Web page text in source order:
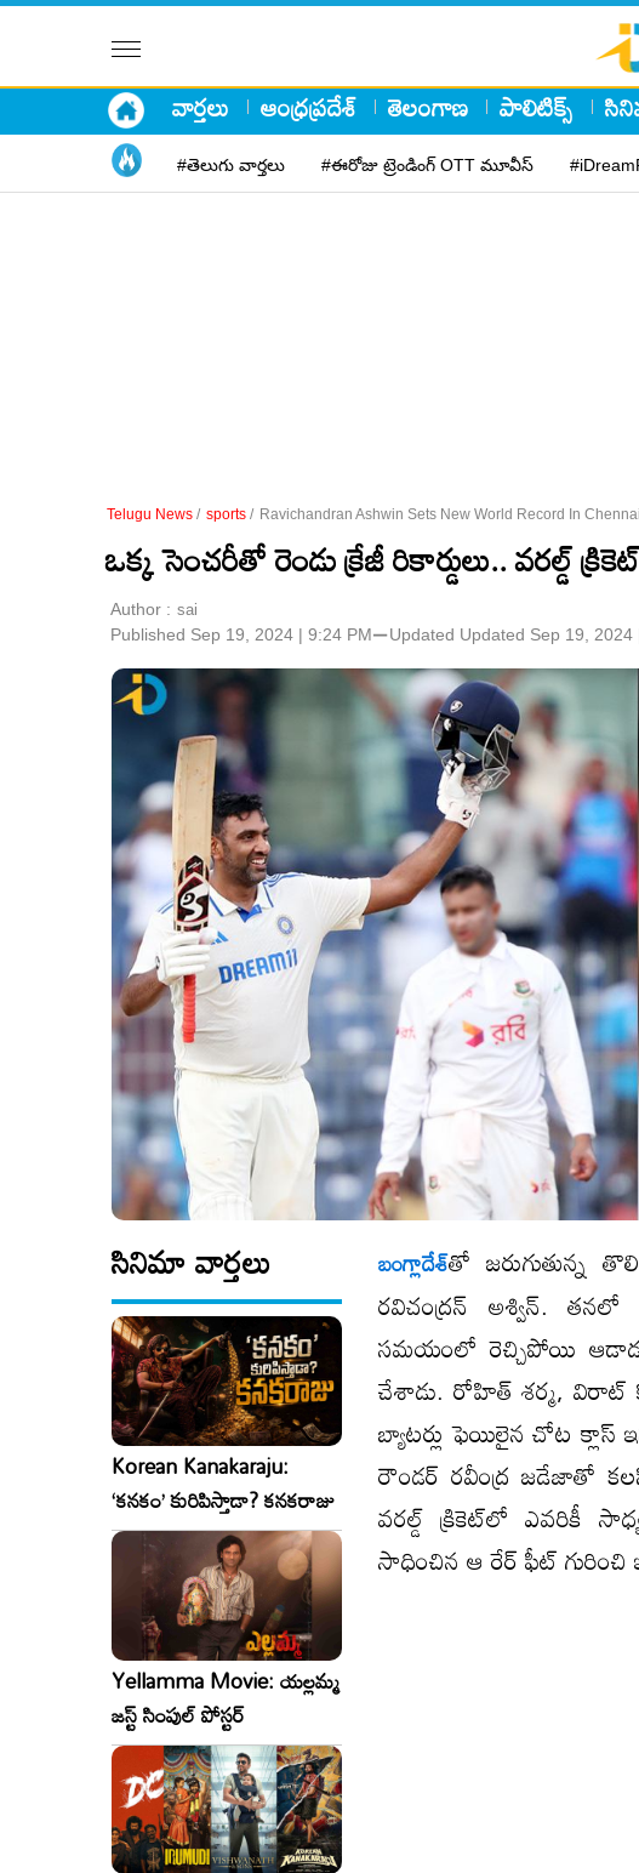
వార్తలు ఆంధ్రప్రదేశ్ తెలంగాణ పాలిటిక్స్
#తెలుగు వార్తలు #ఈరోజు ట్రెండింగ్ OTT మూవీస్
Telugu News / sports / Ravichandran Ashwin Sets New World Record In
ఒక్క సెంచరీతో రెండు క్రేజీ రికార్డులు.. వరల్డ్
Author : sai
Published Sep 19, 2024 | 9:24 PM⚊Updated Updated Sep 19, 2024
సినిమా వార్తలు
Korean Kanakaraju:
‘కనకం’ కురిపిస్తాడా? కనకరాజు
Yellamma Movie: యల్లమ్మ
జస్ట్ సింపుల్ పోస్టర్
బంగ్లాదేశ్​తో జరుగుతున్న
రవిచంద్రన్ అశ్విన్.
సమయంలో రెచ్చిపోయి
చేశాడు. రోహిత్ శర్మ, విరాట్
బ్యాటర్లు ఫెయిలైన చోట క్లాస్
రౌండర్ రవీంద్ర జడేజాతో
వరల్డ్ క్రికెట్​లో ఎవరికీ
సాధించిన ఆ రేర్ ఫీట్ గురించి